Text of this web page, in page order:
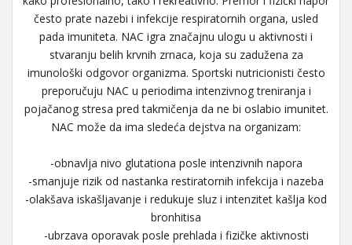
često prate nazebi i infekcije respiratornih organa, usled
pada imuniteta. NAC igra značajnu ulogu u aktivnosti i
stvaranju belih krvnih zrnaca, koja su zadužena za
imunološki odgovor organizma. Sportski nutricionisti često
preporučuju NAC u periodima intenzivnog treniranja i
pojačanog stresa pred takmičenja da ne bi oslabio imunitet.
NAC može da ima sledeća dejstva na organizam:
-obnavlja nivo glutationa posle intenzivnih napora
-smanjuje rizik od nastanka restiratornih infekcija i nazeba
-olakšava iskašljavanje i redukuje sluz i intenzitet kašlja kod
bronhitisa
-ubrzava oporavak posle prehlada i fizičke aktivnosti